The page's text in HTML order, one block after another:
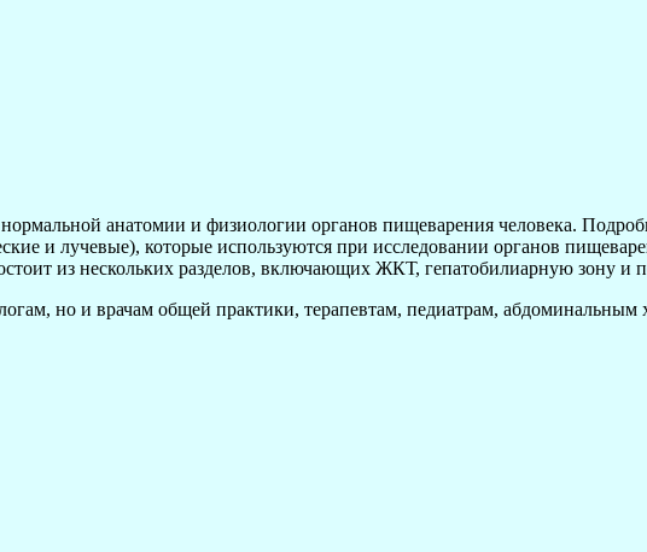
анатомии и физиологии органов пищеварения человека.
и лучевые), которые используются при исследовании органов
из нескольких разделов, включающих ЖКТ, гепатобилиарную зону и
но и врачам общей практики, терапевтам, педиатрам,